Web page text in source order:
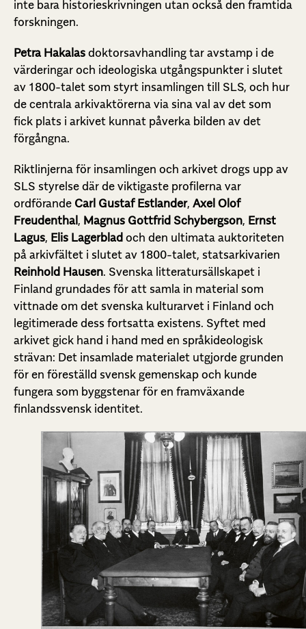
inte bara historieskrivningen utan också den framtida
forskningen.
Petra Hakalas doktorsavhandling tar avstamp i de
värderingar och ideologiska utgångspunkter i slutet
av 1800-talet som styrt insamlingen till SLS, och hur
de centrala arkivaktörerna via sina val av det som
fick plats i arkivet kunnat påverka bilden av det
förgångna.
Riktlinjerna för insamlingen och arkivet drogs upp av
SLS styrelse där de viktigaste profilerna var
ordförande Carl Gustaf Estlander, Axel Olof
Freudenthal, Magnus Gottfrid Schybergson, Ernst
Lagus, Elis Lagerblad och den ultimata auktoriteten
på arkivfältet i slutet av 1800-talet, statsarkivarien
Reinhold Hausen. Svenska litteratursällskapet i
Finland grundades för att samla in material som
vittnade om det svenska kulturarvet i Finland och
legitimerade dess fortsatta existens. Syftet med
arkivet gick hand i hand med en språkideologisk
strävan: Det insamlade materialet utgjorde grunden
för en föreställd svensk gemenskap och kunde
fungera som byggstenar för en framväxande
finlandssvensk identitet.